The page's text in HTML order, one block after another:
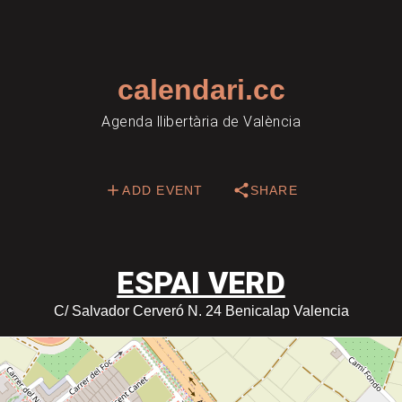
calendari.cc
Agenda llibertària de València
ADD EVENT SHARE
ESPAI VERD
C/ Salvador Cerveró N. 24 Benicalap Valencia